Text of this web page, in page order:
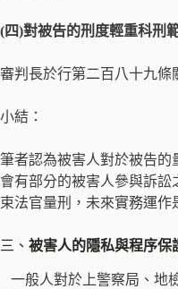
(四)對被告的刑度輕重科刑
審判長於行第二百八十九條
小結：
筆者認為被害人對於被告的
會有部分的被害人參與訴
束法官量刑，未來實務運作
三、 被害人的隱私與程序保
一般人對於上警察局、地